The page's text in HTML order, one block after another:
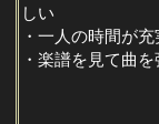
しい
・一人の時間が
・楽譜を見て曲